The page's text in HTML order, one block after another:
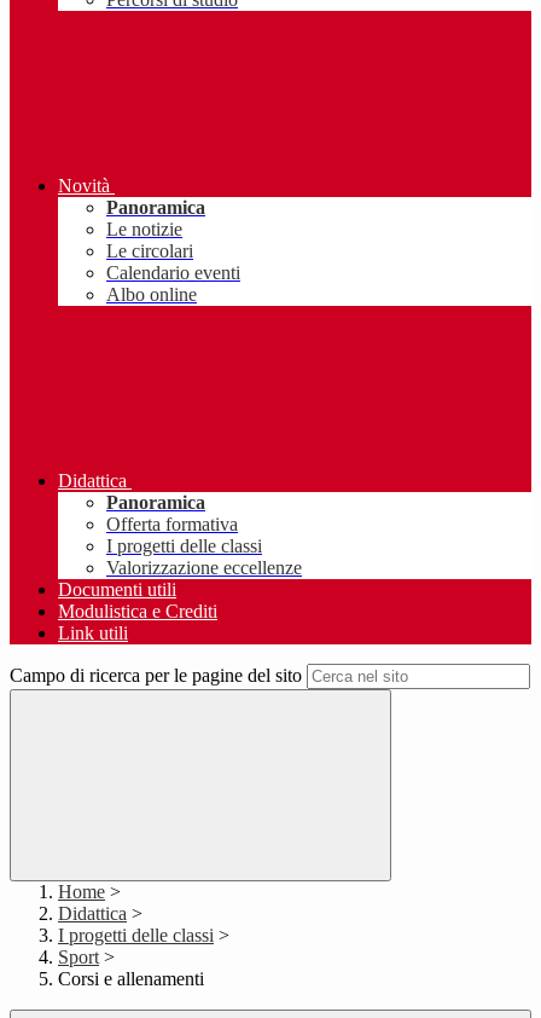
Novità
Panoramica
Le notizie
Le circolari
Calendario eventi
Albo online
Didattica
Panoramica
Offerta formativa
I progetti delle classi
Valorizzazione eccellenze
Documenti utili
Modulistica e Crediti
Link utili
Campo di ricerca per le pagine del sito
Home >
Didattica >
I progetti delle classi >
Sport >
Corsi e allenamenti